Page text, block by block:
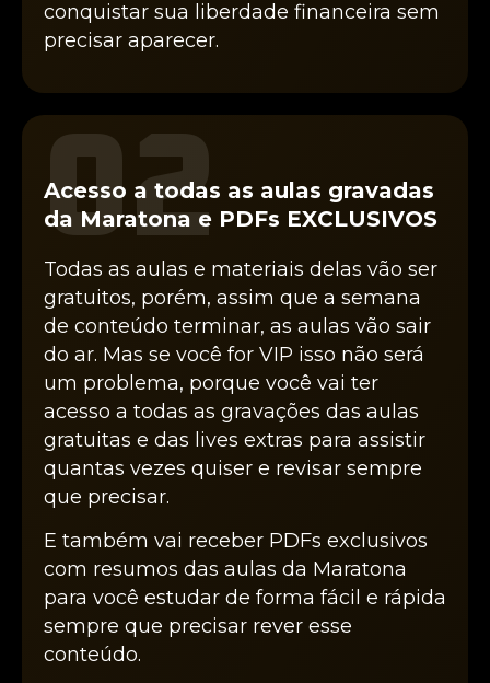
conquistar sua liberdade financeira sem
precisar aparecer.
02
Acesso a todas as aulas gravadas
da Maratona e PDFs EXCLUSIVOS
Todas as aulas e materiais delas vão ser
gratuitos, porém, assim que a semana
de conteúdo terminar, as aulas vão sair
do ar. Mas se você for VIP isso não será
um problema, porque você vai ter
acesso a todas as gravações das aulas
gratuitas e das lives extras para assistir
quantas vezes quiser e revisar sempre
que precisar.
E também vai receber PDFs exclusivos
com resumos das aulas da Maratona
para você estudar de forma fácil e rápida
sempre que precisar rever esse
conteúdo.